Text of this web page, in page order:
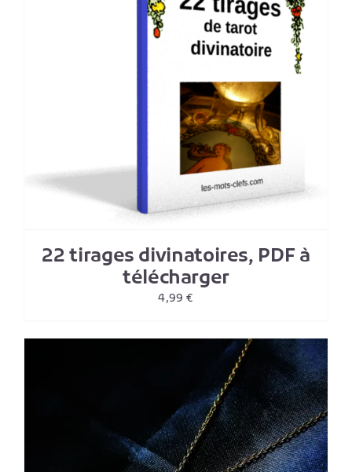
22 tirages divinatoires, PDF à
télécharger
4,99€